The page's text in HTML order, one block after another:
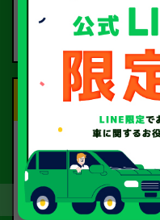
ムより
ご依頼ください。
Step.3
契約